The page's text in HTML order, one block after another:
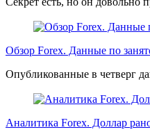
Обзор Forex. Данные по
Опубликованные в четверг
Аналитика Forex. Доллар